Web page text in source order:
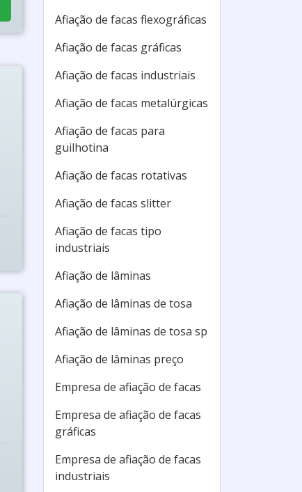
Afiação de facas flexográficas
Afiação de facas gráficas
Afiação de facas industriais
Afiação de facas metalúrgicas
Afiação de facas para
guilhotina
Afiação de facas rotativas
Afiação de facas slitter
Afiação de facas tipo
industriais
Afiação de lâminas
Afiação de lâminas de tosa
Afiação de lâminas de tosa sp
Afiação de lâminas preço
Empresa de afiação de facas
Empresa de afiação de facas
gráficas
Empresa de afiação de facas
industriais